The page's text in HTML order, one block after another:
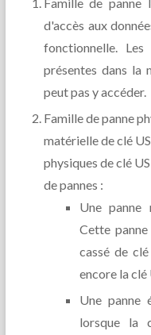
d'accès aux
fonctionnelle. Les
présentes dans la
peut pas y accéder.
Famille de panne
matérielle de clé
physiques de clé
de pannes :
Une panne
Cette
cassé de
encore la clé
Une panne
lorsque la